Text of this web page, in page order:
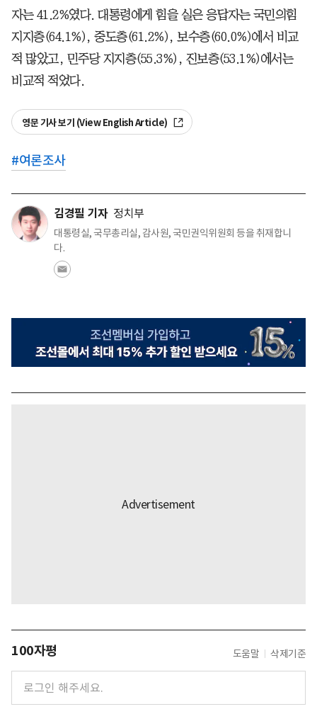
자는 41.2%였다. 대통령에게 힘을 실은 응답자는 국민의힘
지지층(64.1%), 중도층(61.2%), 보수층(60.0%)에서 비교
적 많았고, 민주당 지지층(55.3%), 진보층(53.1%)에서는
비교적 적었다.
영문 기사 보기 (View English Article)
#여론조사
김경필 기자 정치부
대통령실, 국무총리실, 감사원, 국민권익위원회 등을 취재합니
다.
100자평 도움말 삭제기준